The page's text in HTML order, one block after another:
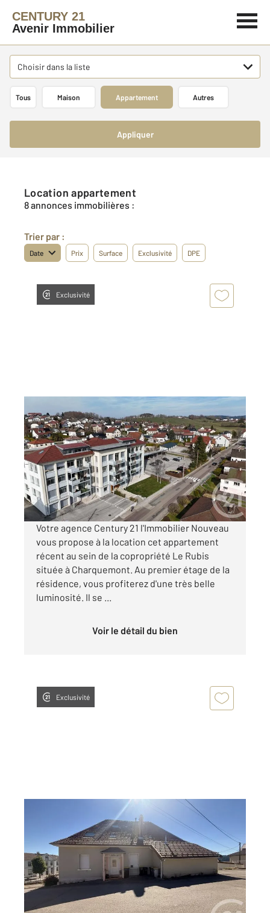
CENTURY 21
Avenir Immobilier
Choisir dans la liste
Tous Maison Appartement Autres
Appliquer
Location appartement
8 annonces immobilières :
Trier par :
Date Prix Surface Exclusivité DPE
Exclusivité
CHARQUEMONT 25
93,40 m2, 4 pièces
Ref : 8047
Appartement F4 à louer
1 250 €
par mois charges comprises
Votre agence Century 21 l'Immobilier Nouveau
vous propose à la location cet appartement
récent au sein de la copropriété Le Rubis
située à Charquemont. Au premier étage de la
résidence, vous profiterez d'une très belle
luminosité. Il se ...
Voir le détail du bien
Exclusivité
CHARQUEMONT 25
, 3 pièces
Ref : 7955
Appartement F3 à louer
700 €
par mois charges comprises